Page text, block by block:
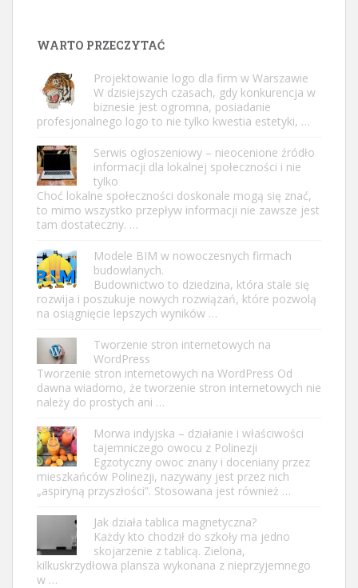
WARTO PRZECZYTAĆ
Projektowanie logo dla firm w Warszawie
W dzisiejszych czasach, gdy konkurencja w
biznesie jest ogromna, posiadanie
profesjonalnego logo to nie tylko kwestia estetyki, …
Serwis ogłoszeniowy – nieocenione źródło
informacji dla lokalnej społeczności i nie
tylko
Choć lokalne społeczności doskonale mogą się znać,
to mimo wszystko przepływ informacji nie zawsze jest
tam dostateczny. …
Modele BIM w nowoczesnych firmach
budowlanych.
Budownictwo to dziedzina, która stale się
rozwija i poszukuje nowych rozwiązań, które pozwolą
na osiągnięcie lepszych wyników …
Tworzenie stron internetowych na
WordPress
Tworzenie stron internetowych na WordPress Od
dawna wiadomo, że tworzenie stron internetowych nie
należy do prostych ani …
Morwa indyjska – działanie i właściwości
tajemniczego owocu z Polinezji
Egzotyczny owoc znany i doceniany przez
mieszkańców Polinezji, nazywany jest przez nich
„aspiryną przyszłości”. Stosowana jest również …
Jak działa tablica magnetyczna?
Każdy kto chodził do szkoły ma jedno
skojarzenie z tablicą. Zielona,
kilkuskrzydłowa plansza wykonana z nieprzyjemnego
w …